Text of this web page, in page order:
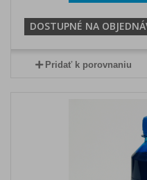
DOSTUPNÉ NA
Pridať k porovnaniu